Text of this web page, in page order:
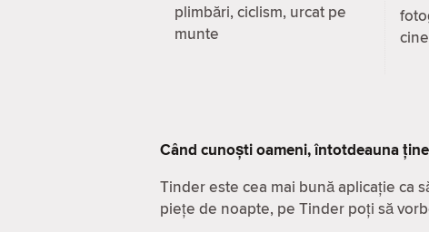
plimbări, ciclism, urcat pe
munte
Când cunoști oameni, întotdeauna
Tinder este cea mai bună aplicație ca
piețe de noapte, pe Tinder poți să